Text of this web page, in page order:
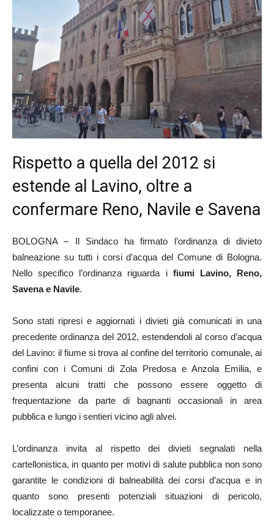
Rispetto a quella del 2012 si
estende al Lavino, oltre a
confermare Reno, Navile e Savena
BOLOGNA – Il Sindaco ha firmato l’ordinanza di divieto
balneazione su tutti i corsi d’acqua del Comune di Bologna.
Nello specifico l’ordinanza riguarda i fiumi Lavino, Reno,
Savena e Navile.
Sono stati ripresi e aggiornati i divieti già comunicati in una
precedente ordinanza del 2012, estendendoli al corso d’acqua
del Lavino: il fiume si trova al confine del territorio comunale, ai
confini con i Comuni di Zola Predosa e Anzola Emilia, e
presenta alcuni tratti che possono essere oggetto di
frequentazione da parte di bagnanti occasionali in area
pubblica e lungo i sentieri vicino agli alvei.
L’ordinanza invita al rispetto dei divieti segnalati nella
cartellonistica, in quanto per motivi di salute pubblica non sono
garantite le condizioni di balneabilità dei corsi d’acqua e in
quanto sono presenti potenziali situazioni di pericolo,
localizzate o temporanee.